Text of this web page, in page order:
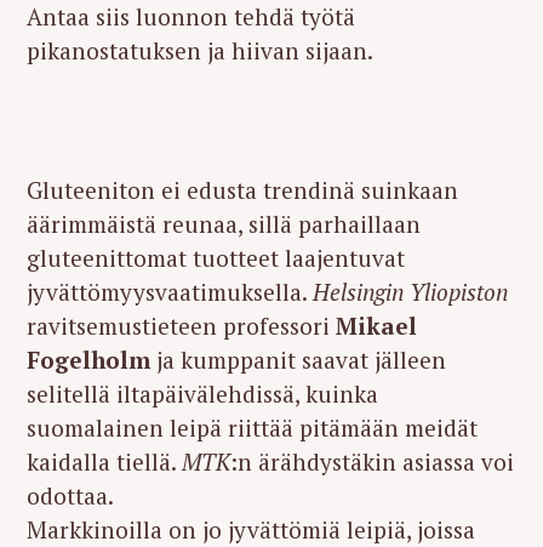
Antaa siis luonnon tehdä työtä
pikanostatuksen ja hiivan sijaan.
Gluteeniton ei edusta trendinä suinkaan
äärimmäistä reunaa, sillä parhaillaan
gluteenittomat tuotteet laajentuvat
jyvättömyysvaatimuksella. Helsingin Yliopiston
ravitsemustieteen professori Mikael
Fogelholm ja kumppanit saavat jälleen
selitellä iltapäivälehdissä, kuinka
suomalainen leipä riittää pitämään meidät
kaidalla tiellä. MTK:n ärähdystäkin asiassa voi
odottaa.
Markkinoilla on jo jyvättömiä leipiä, joissa